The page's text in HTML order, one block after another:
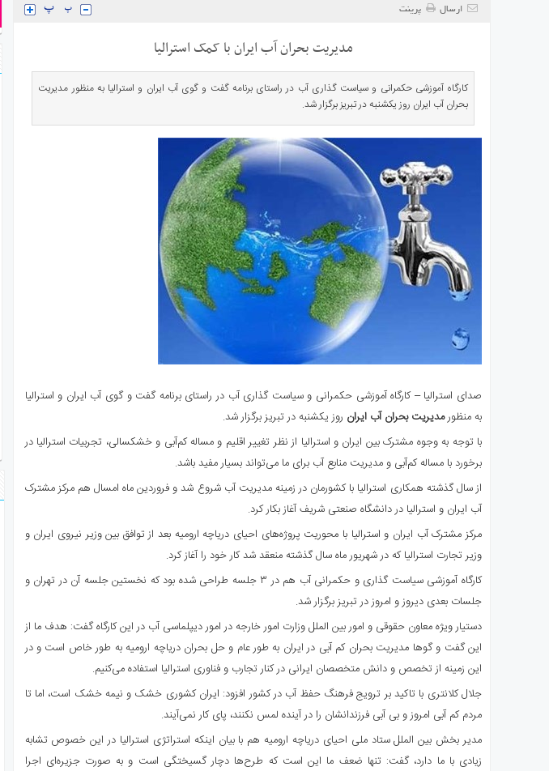
ارسال پرینت
مدیریت بحران آب ایران با کمک استرالیا
کارگاه آموزشی حکمرانی و سیاست گذاری آب در راستای برنامه گفت و گوی آب ایران و استرالیا به منظور مدیریت
بحران آب ایران روز یکشنبه در تبریز برگزار ‌شد.
صدای استرالیا – کارگاه آموزشی حکمرانی و سیاست گذاری آب در راستای برنامه گفت و گوی آب ایران و استرالیا
به منظورمدیریت بحران آب ایران روز یکشنبه در تبریز برگزار ‌شد.
با توجه به وجوه مشترک بین ایران و استرالیا از نظر تغییر اقلیم و مساله کم‌آبی و خشکسالی، تجربیات استرالیا در
برخورد با مساله کم‌آبی و مدیریت منابع آب برای ما می‌تواند بسیار مفید باشد.
از سال گذشته همکاری استرالیا با کشورمان در زمینه مدیریت آب شروع شد و فروردین ماه امسال هم مرکز مشترک
آب ایران و استرالیا در دانشگاه صنعتی شریف آغاز بکار کرد.
مرکز مشترک آب ایران و استرالیا با محوریت پروژه‌های احیای دریاچه ارومیه بعد از توافق بین وزیر نیروی ایران و
وزیر تجارت استرالیا که در شهریور ماه سال گذشته منعقد شد کار خود را آغاز کرد.
کارگاه آموزشی سیاست گذاری و حکمرانی آب هم در ۳ جلسه طراحی شده بود که نخستین جلسه آن در تهران و
جلسات بعدی دیروز و امروز در تبریز برگزار ‌شد.
دستیار ویژه معاون حقوقی و امور بین الملل وزارت امور خارجه در امور دیپلماسی آب در این کارگاه گفت: هدف ما از
این گفت و گو‌ها مدیریت بحران کم آبی در ایران به طور عام و حل بحران دریاچه ارومیه به طور خاص است و در
این زمینه از تخصص و دانش متخصصان ایرانی در کنار تجارب و فناوری استرالیا استفاده می‌کنیم.
جلال کلانتری با تاکید بر ترویج فرهنگ حفظ آب در کشور افزود: ایران کشوری خشک و نیمه خشک است، اما تا
مردم کم آبی امروز و بی آبی فرزندانشان را در آینده لمس نکنند، پای کار نمی‌آیند.
مدیر بخش بین الملل ستاد ملی احیای دریاچه ارومیه هم با بیان اینکه استراتژی استرالیا در این خصوص تشابه
زیادی با ما دارد، گفت: تنها ضعف ما این است که طرح‌ها دچار گسیختگی است و به صورت جزیره‌ای اجرا